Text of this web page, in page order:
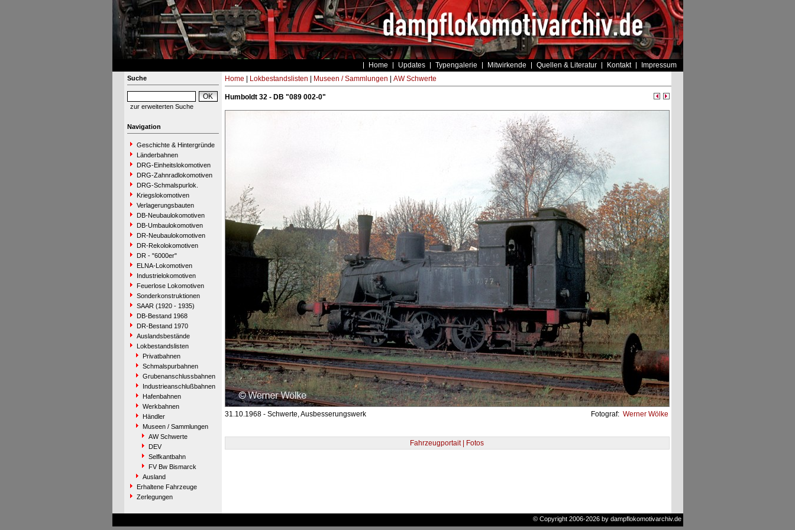
Home Updates Typengalerie Mitwirkende Quellen & Literatur Kontakt Impressum
Suche
zur erweiterten Suche
Navigation
Geschichte & Hintergründe
Länderbahnen
DRG-Einheitslokomotiven
DRG-Zahnradlokomotiven
DRG-Schmalspurlok.
Kriegslokomotiven
Verlagerungsbauten
DB-Neubaulokomotiven
DB-Umbaulokomotiven
DR-Neubaulokomotiven
DR-Rekolokomotiven
DR - "6000er"
ELNA-Lokomotiven
Industrielokomotiven
Feuerlose Lokomotiven
Sonderkonstruktionen
SAAR (1920 - 1935)
DB-Bestand 1968
DR-Bestand 1970
Auslandsbestände
Lokbestandslisten
Privatbahnen
Schmalspurbahnen
Grubenanschlussbahnen
Industrieanschlußbahnen
Hafenbahnen
Werkbahnen
Händler
Museen / Sammlungen
AW Schwerte
DEV
Selfkantbahn
FV Bw Bismarck
Ausland
Erhaltene Fahrzeuge
Zerlegungen
Home Lokbestandslisten Museen / Sammlungen AW Schwerte
Humboldt 32 - DB "089 002-0"
31.10.1968 - Schwerte, Ausbesserungswerk Fotograf: Werner Wölke
Fahrzeugportait | Fotos
© Copyright 2006-2026 by dampflokomotivarchiv.de